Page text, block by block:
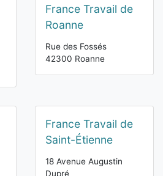
France Travail de
Roanne
Rue des Fossés
42300 Roanne
France Travail de
Saint-Étienne
18 Avenue Augustin
Dupré